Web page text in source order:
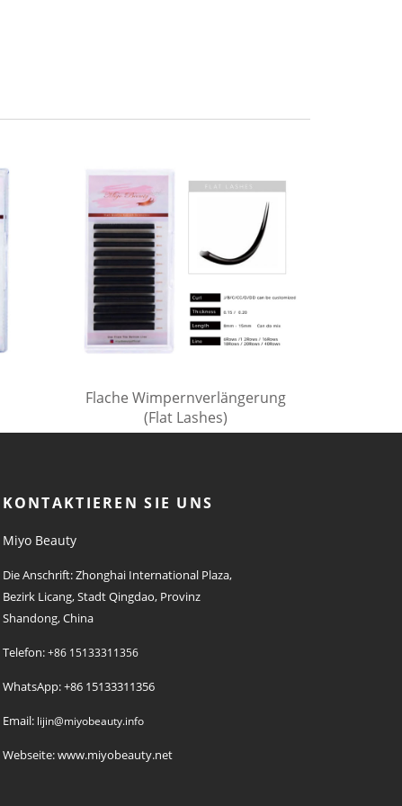
Flache Wimpernverlängerung
(Flat Lashes)
KONTAKTIEREN SIE UNS
Miyo Beauty
Die Anschrift: Zhonghai International Plaza,
Bezirk Licang, Stadt Qingdao, Provinz
Shandong, China
Telefon:+86 15133311356
WhatsApp: +86 15133311356
Email: lijin@miyobeauty.info
Webseite: www.miyobeauty.net